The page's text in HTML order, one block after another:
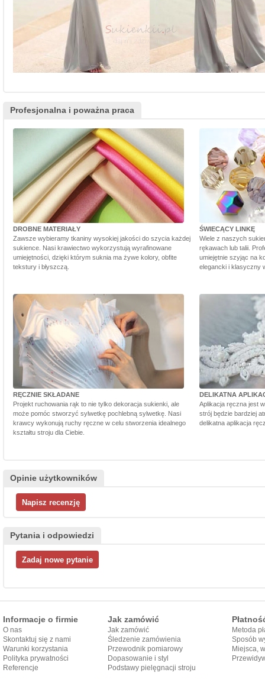
Profesjonalna i poważna praca
DROBNE MATERIAŁY
Zawsze wybieramy tkaniny wysokiej jakości do szycia każdej
sukience. Nasi krawiectwo wykorzystują wyrafinowane
umiejętności, dzięki którym suknia ma żywe kolory, obfite
tekstury i błyszczą.
ŚWIECĄCY LINKĘ
Wiele z naszych
rękawach lub talii.
umiejętnie szyjąc na
elegancki i klasyczny
RĘCZNIE SKŁADANE
Projekt ruchowania rąk to nie tylko dekoracja sukienki, ale
może pomóc stworzyć sylwetkę pochlebną sylwetkę. Nasi
krawcy wykonują ruchy ręczne w celu stworzenia idealnego
kształtu stroju dla Ciebie.
DELIKATNA
Aplikacja ręczna jest
strój będzie bardziej
delikatna aplikacja
Opinie użytkowników
Pytania i odpowiedzi
Informacje o firmie
O nas
Skontaktuj się z nami
Warunki korzystania
Polityka prywatności
Referencje
Jak zamówić
Jak zamówić
Śledzenie zamówienia
Przewodnik pomiarowy
Dopasowanie i styl
przewodnika
Podstawy pielęgnacji stroju
Metoda
Sposób
Miejsca,